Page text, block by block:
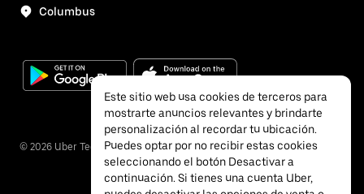
Columbus
© 2026 Uber Technologies, Inc.
Este sitio web usa cookies de terceros para
mostrarte anuncios relevantes y brindarte
personalización al recordar tu ubicación.
Puedes optar por no recibir estas cookies
seleccionando el botón Desactivar a
continuación. Si tienes una cuenta Uber,